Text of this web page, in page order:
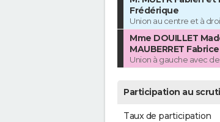
Frédérique
Union au centre et à
Mme DOUILLET
MAUBERRET Fabrice
Union à gauche avec
Participation au
Taux de participation